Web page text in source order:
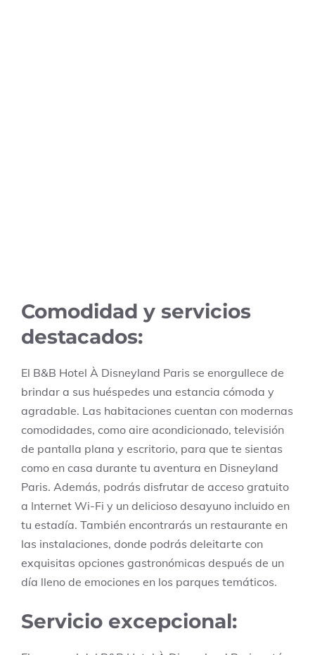
Comodidad y servicios
destacados:
El B&B Hotel À Disneyland Paris se enorgullece de
brindar a sus huéspedes una estancia cómoda y
agradable. Las habitaciones cuentan con modernas
comodidades, como aire acondicionado, televisión
de pantalla plana y escritorio, para que te sientas
como en casa durante tu aventura en Disneyland
Paris. Además, podrás disfrutar de acceso gratuito
a Internet Wi-Fi y un delicioso desayuno incluido en
tu estadía. También encontrarás un restaurante en
las instalaciones, donde podrás deleitarte con
exquisitas opciones gastronómicas después de un
día lleno de emociones en los parques temáticos.
Servicio excepcional: